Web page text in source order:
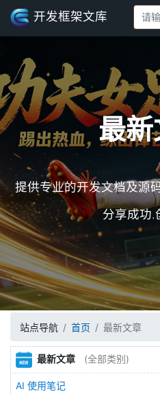
开发框架文库
最
提供专业的开发文档及源
分享成功.
站点导航 首页 最新文章
最新文章 (全部类别)
AI 使用笔记